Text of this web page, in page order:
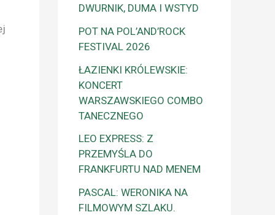
DWURNIK, DUMA I WSTYD
POT NA POL’AND’ROCK
FESTIVAL 2026
ŁAZIENKI KRÓLEWSKIE:
KONCERT
WARSZAWSKIEGO COMBO
TANECZNEGO
LEO EXPRESS: Z
PRZEMYŚLA DO
FRANKFURTU NAD MENEM
PASCAL: WERONIKA NA
FILMOWYM SZLAKU.